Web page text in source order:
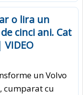
o lira un
cinci ani. Cat
un Volvo
cumparat cu